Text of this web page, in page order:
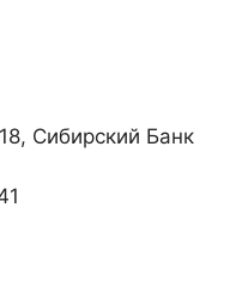
Сибирский Банк